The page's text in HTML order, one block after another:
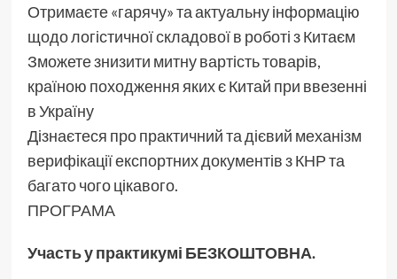
Отримаєте «гарячу» та актуальну інформацію
щодо логістичної складової в роботі з Китаєм
Зможете знизити митну вартість товарів,
країною походження яких є Китай при ввезенні
в Україну
Дізнаєтеся про практичний та дієвий механізм
верифікації експортних документів з КНР та
багато чого цікавого.
ПРОГРАМА
Участь у практикумі БЕЗКОШТОВНА.